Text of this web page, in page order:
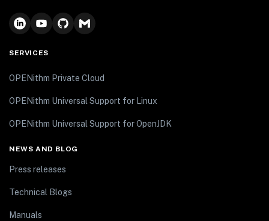
SERVICES
OPENithm Private Cloud
OPENithm Universal Support for Linux
OPENithm Universal Support for OpenJDK
NEWS AND BLOG
Press releases
Technical Blogs
Manuals